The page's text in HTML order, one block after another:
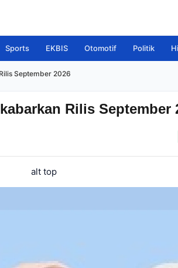
Sports EKBIS Otomotif Politik
September 2026
Rilis September
alt top